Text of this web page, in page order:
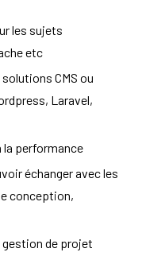
les sujets
etc
CMS ou
Laravel,
la performance
échanger avec les
conception,
gestion de projet